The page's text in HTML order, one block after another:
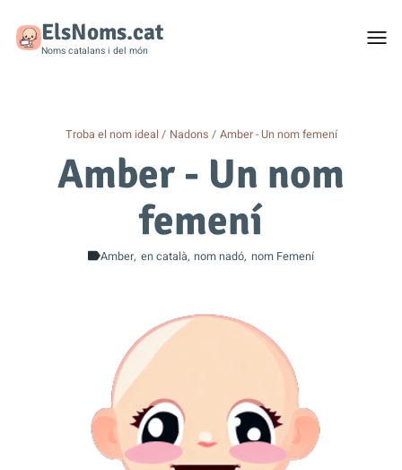
ElsNoms.cat
Noms catalans i del món
Troba el nom ideal Nadons Amber - Un nom femení
Amber - Un nom
femení
Amber en català nom nadó nom Femení